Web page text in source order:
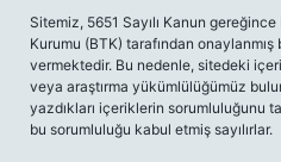
Sitemiz, 5651 Sayılı Kanun
Kurumu (BTK) tarafından
vermektedir. Bu nedenle, sitedeki
veya araştırma yükümlülüğümüz
yazdıkları içeriklerin sorumluluğunu
bu sorumluluğu kabul etmiş sayılırlar.